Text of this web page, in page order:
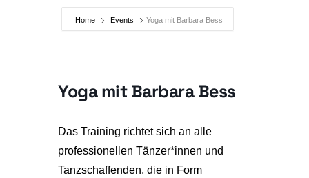
Home Events Yoga mit Barbara Bess
Yoga mit Barbara Bess
Das Training richtet sich an alle
professionellen Tänzer*innen und
Tanzschaffenden, die in Form